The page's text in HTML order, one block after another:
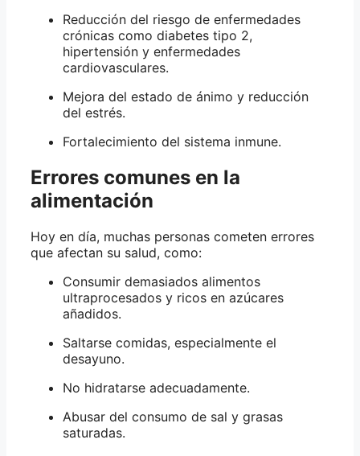
Reducción del riesgo de enfermedades
crónicas como diabetes tipo 2,
hipertensión y enfermedades
cardiovasculares.
Mejora del estado de ánimo y reducción
del estrés.
Fortalecimiento del sistema inmune.
Errores comunes en la
alimentación
Hoy en día, muchas personas cometen errores
que afectan su salud, como:
Consumir demasiados alimentos
ultraprocesados y ricos en azúcares
añadidos.
Saltarse comidas, especialmente el
desayuno.
No hidratarse adecuadamente.
Abusar del consumo de sal y grasas
saturadas.